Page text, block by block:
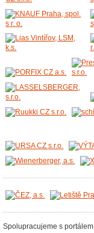
Spolupracujeme s portálem